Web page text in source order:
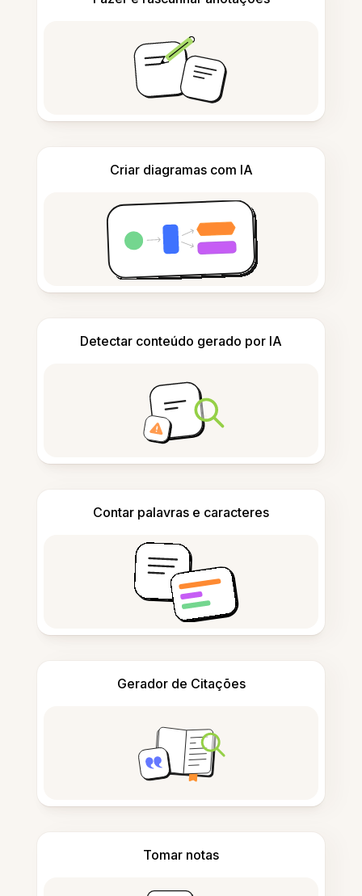
Criar diagramas com IA
Detectar conteúdo gerado por IA
Contar palavras e caracteres
Gerador de Citações
Tomar notas